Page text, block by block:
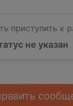
приступить к
не указан